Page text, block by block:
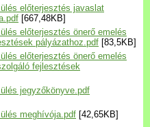
előterjesztés javaslat
[667,48KB]
előterjesztés önerő emelés
pályázathoz.pdf [83,5KB]
előterjesztés önerő emelés
fejlesztések
jegyzőkönyve.pdf
meghívója.pdf [42,65KB]